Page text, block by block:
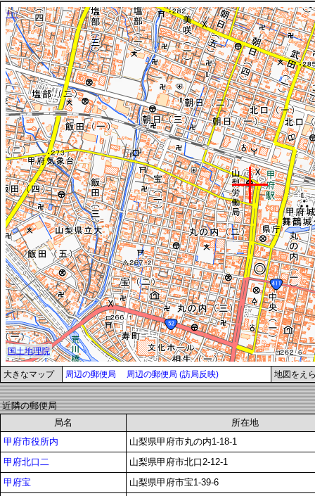
大きなマップ 周辺の郵便局 周辺の郵便局 (訪局反映) 地図をえ
近隣の郵便局
局名
所在地
甲府市役所内
山梨県甲府市丸の内1-18-1
甲府北口二
山梨県甲府市北口2-12-1
甲府宝
山梨県甲府市宝1-39-6